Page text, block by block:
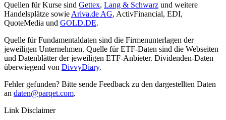
Quellen für Kurse sind Gettex, Lang & Schwarz und weitere
Handelsplätze sowieAriva.de AG, ActivFinancial, EDI,
QuoteMedia und GOLD.DE.
Quelle für Fundamentaldaten sind die Firmenunterlagen der
jeweiligen Unternehmen. Quelle für ETF-Daten sind die Webseiten
und Datenblätter der jeweiligen ETF-Anbieter. Dividenden-Daten
überwiegend von DivvyDiary.
Fehler gefunden? Bitte sende Feedback zu den dargestellten Daten
an daten@parqet.com.
Link Disclaimer